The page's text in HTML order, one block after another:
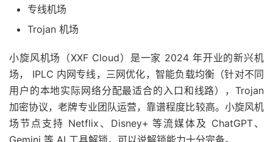
专线机场
Trojan 机场
小旋风机场（XXF Cloud）是一家 2024 年开业的新兴机
场， IPLC 内网专线，三网优化，智能负载均衡（针对不同
用户的本地实际网络分配最适合的入口和线路），Trojan
加密协议，老牌专业团队运营，靠谱程度比较高。小旋风机
场节点支持 Netflix、Disney+ 等流媒体及 ChatGPT、
Gemini 等 AI 工具解锁，可以说解锁能力十分完备。